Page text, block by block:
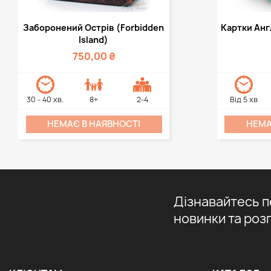
Швидкий перегляд
Заборонений Острів (Forbidden
Island)
750,00 ₴
30 - 40 хв. 8+ 2-4
НЕМАЄ В НАЯВНОСТІ

Картки
Від 5 хв
Дізнавайтесь
новинки та